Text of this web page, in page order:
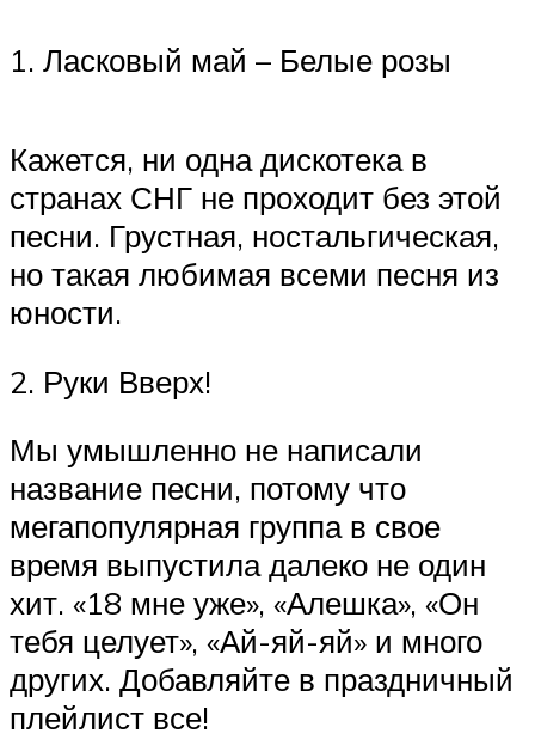
1. Ласковый май – Белые розы
Кажется, ни одна дискотека в
странах СНГ не проходит без этой
песни. Грустная, ностальгическая,
но такая любимая всеми песня из
юности.
2. Руки Вверх!
Мы умышленно не написали
название песни, потому что
мегапопулярная группа в свое
время выпустила далеко не один
хит. «18 мне уже», «Алешка», «Он
тебя целует», «Ай-яй-яй» и много
других. Добавляйте в праздничный
плейлист все!